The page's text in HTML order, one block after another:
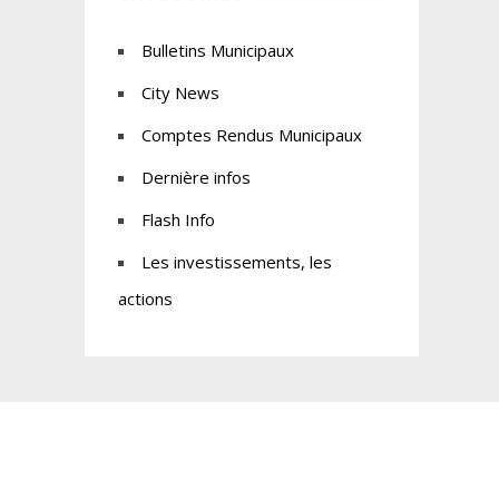
Bulletins Municipaux
City News
Comptes Rendus Municipaux
Dernière infos
Flash Info
Les investissements, les
actions